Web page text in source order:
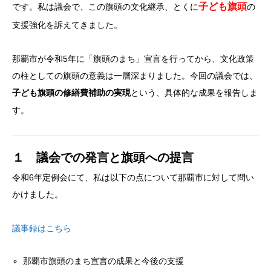
です。私は議会で、この旗頭の文化継承、とくに子ども旗頭の
支援強化を訴えてきました。
那覇市が令和5年に「旗頭のまち」宣言を行ってから、文化政策
の柱としての旗頭の意義は一層深まりました。今回の議会では、
子ども旗頭の修繕費補助の実現という、具体的な成果を報告しま
す。
１ 議会での発言と旗頭への提言
令和6年定例会にて、私は以下の点について那覇市に対して問い
かけました。
議事録はこちら
那覇市旗頭のまち宣言の成果と今後の支援